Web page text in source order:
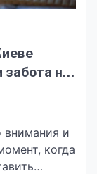
на
внимания и
когда